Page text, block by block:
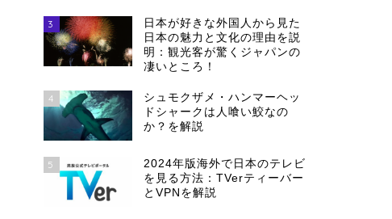
3
日本が好きな外国人から見た
日本の魅力と文化の理由を説
明：観光客が驚くジャパンの
凄いところ！
4
シュモクザメ・ハンマーヘッ
ドシャークは人喰い鮫なの
か？を解説
5
2024年版海外で日本のテレビ
を見る方法：TVerティーバー
とVPNを解説